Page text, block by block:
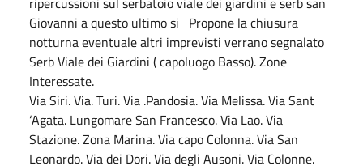
Giovanni a questo ultimo si Propone la chiusura
notturna eventuale altri imprevisti verrano segnalato
Serb Viale dei Giardini ( capoluogo Basso). Zone
Interessate.
Via Siri. Via. Turi. Via .Pandosia. Via Melissa. Via Sant
‘Agata. Lungomare San Francesco. Via Lao. Via
Stazione. Zona Marina. Via capo Colonna. Via San
Leonardo. Via dei Dori. Via degli Ausoni. Via Colonne.